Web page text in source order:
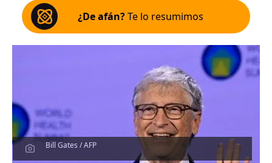
¿De afán?Te lo resumimos
Bill Gates / AFP